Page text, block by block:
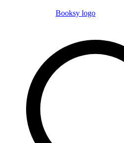
Booksy logo